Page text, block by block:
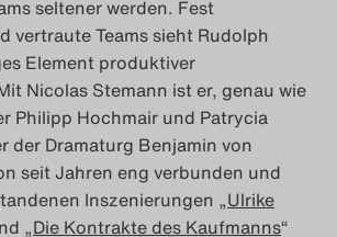
seltener werden. Fest
vertraute Teams sieht Rudolph
Element produktiver
Nicolas Stemann ist er, genau wie
Philipp Hochmair und Patrycia
der Dramaturg Benjamin von
seit Jahren eng verbunden und
Inszenierungen „Ulrike
„Die Kontrakte des Kaufmanns“